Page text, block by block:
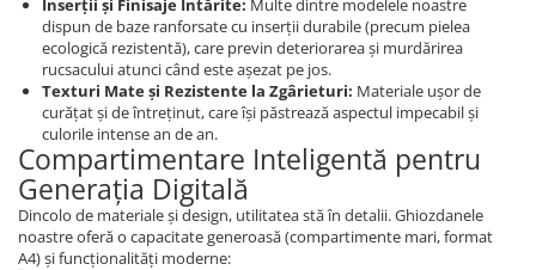
dispun de baze ranforsate cu inserții durabile (precum pielea
ecologică rezistentă), care previn deteriorarea și murdărirea
rucsacului atunci când este așezat pe jos.
Texturi Mate și Rezistente la Zgârieturi: Materiale ușor de
curățat și de întreținut, care își păstrează aspectul impecabil și
culorile intense an de an.
Compartimentare Inteligentă pentru
Generația Digitală
Dincolo de materiale și design, utilitatea stă în detalii. Ghiozdanele
noastre oferă o capacitate generoasă (compartimente mari, format
A4) și funcționalități moderne: